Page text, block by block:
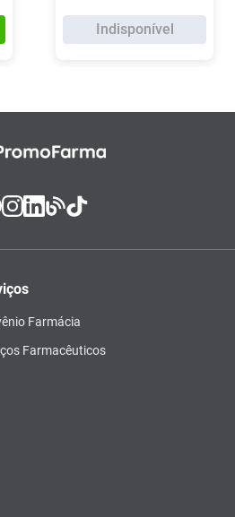
Indisponível
Farmácia
Farmacêuticos